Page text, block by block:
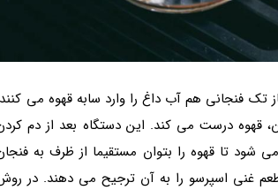
فنجانی هم آب داغ را وارد سابه قهوه می
قهوه درست می کند. این دستگاه بعد از دم
شود تا قهوه را بتوان مستقیما از ظرف به
غنی اسپرسو را به آن ترجیح می دهند. در